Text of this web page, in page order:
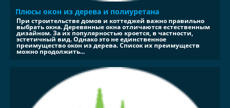
Плюсы окон из дерева и полиуретана
При строительстве домов и коттеджей важно правильно
выбрать окна. Деревянные окна отличаются естественным
дизайном. За их популярностью кроется, в частности,
эстетичный вид. Однако это не единственное
преимущество окон из дерева. Список их преимуществ
можно продолжить...